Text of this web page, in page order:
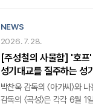
반문한다. 그는 가족의 치부를
투사한 목적이 부모에 대한 단
아님을 명확히 했다. 오히려
진행형인 사회적 고립과 정신
돌봄의 사각지대를 공론화하
치열한 기록임을 강조한다.
모두에게 잊힌 ‘피터 파커’ 가
정체를 기억하는 의문의 적의
DNA 변이로 통제 불가능한
얻으며 더 깊은 혼란에 빠진
소중한 이들을 지키기 위해 새
위협에 맞서는 액션 블록버스
씨네플레이 기자들이 시사회
NEWS
2026. 7. 28.
[주성철의 사물함] '호프'
성기대교를 질주하는 성
트러커캡을 통해 '황해' '
보기
박찬욱 감독의 〈아가씨〉와 나
감독의 〈곡성〉은 각각 6월 1